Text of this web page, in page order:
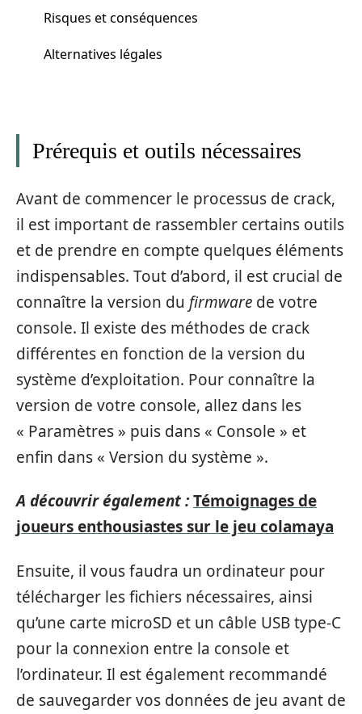
Risques et conséquences
Alternatives légales
Prérequis et outils nécessaires
Avant de commencer le processus de crack,
il est important de rassembler certains outils
et de prendre en compte quelques éléments
indispensables. Tout d’abord, il est crucial de
connaître la version du firmware de votre
console. Il existe des méthodes de crack
différentes en fonction de la version du
système d’exploitation. Pour connaître la
version de votre console, allez dans les
« Paramètres » puis dans « Console » et
enfin dans « Version du système ».
A découvrir également :Témoignages de
joueurs enthousiastes sur le jeu colamaya
Ensuite, il vous faudra un ordinateur pour
télécharger les fichiers nécessaires, ainsi
qu’une carte microSD et un câble USB type-C
pour la connexion entre la console et
l’ordinateur. Il est également recommandé
de sauvegarder vos données de jeu avant de